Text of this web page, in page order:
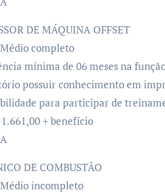
DE MÁQUINA OFFSET
completo
mínima de 06 meses na
possuir conhecimento em
para participar de
+ benefício
DE COMBUSTÃO
incompleto